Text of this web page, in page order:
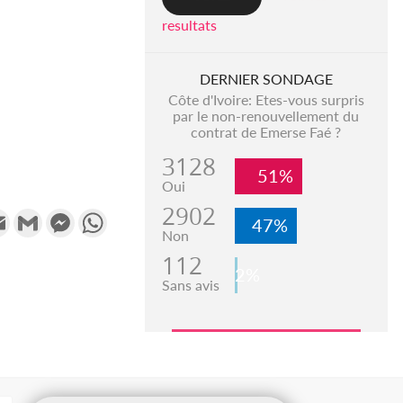
Email Gmail MessengerWhatsApp
resultats
DERNIER SONDAGE
Côte d'Ivoire: Etes-vous surpris
par le non-renouvellement du
contrat de Emerse Faé ?
3128
Oui 51%
2902
Non 47%
112
Sans avis 2%